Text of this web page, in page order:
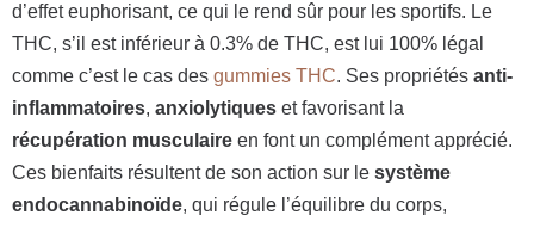
d’effet euphorisant, ce qui le rend sûr pour les sportifs. Le
THC, s’il est inférieur à 0.3% de THC, est lui 100% légal
comme c’est le cas des gummies THC. Ses propriétés anti-
inflammatoires, anxiolytiques et favorisant la
récupération musculaire en font un complément apprécié.
Ces bienfaits résultent de son action sur le système
endocannabinoïde, qui régule l’équilibre du corps,